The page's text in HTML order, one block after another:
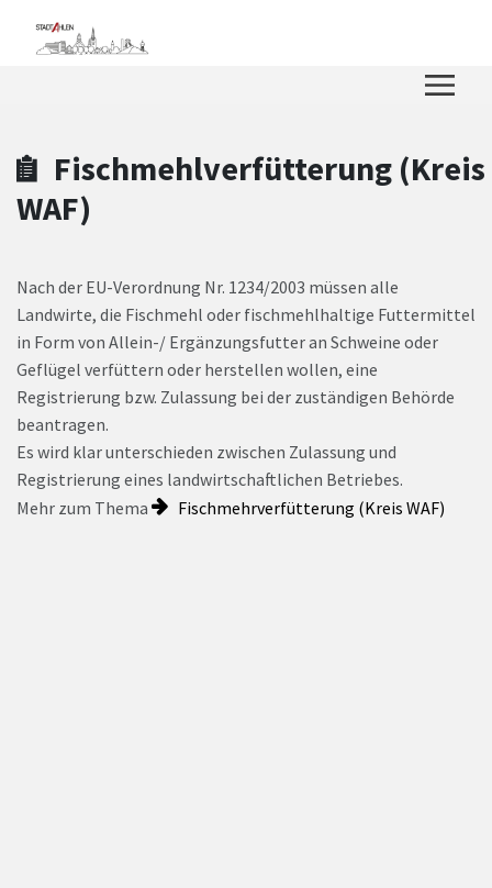
Zum Header
Zum Hauptinhalt
Zum Footer
Zum Hauptinhalt springen
Fischmehlverfütterung (Kreis
WAF)
Nach der EU-Verordnung Nr. 1234/2003 müssen alle
Landwirte, die Fischmehl oder fischmehlhaltige Futtermittel
in Form von Allein-/ Ergänzungsfutter an Schweine oder
Geflügel verfüttern oder herstellen wollen, eine
Registrierung bzw. Zulassung bei der zuständigen Behörde
beantragen.
Es wird klar unterschieden zwischen Zulassung und
Registrierung eines landwirtschaftlichen Betriebes.
Mehr zum Thema
Fischmehrverfütterung (Kreis WAF)